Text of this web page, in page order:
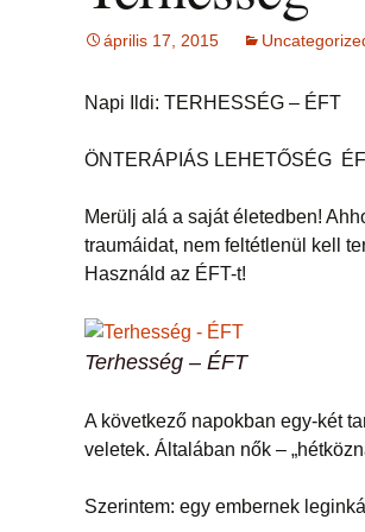
INGÁS
Online
ÉFT
írások 2.
Ingás
esetek
esetek
További
(sorselemzés és
problémafeltárás)
FELOLDÁS JÁTÉK
RAJZELEMZÉS
TUDATFORMATTÁLÁS
NÉGY KÉRDÉS –
írások (ítéleteink
ACCESS
CONSCIOUSNESS
(hozzáférés a
ELENGEDÉS
MESE –
problémafeltárás
mesével
bőség,
témakörében
Korlátozó
testsúly,
RÖVIDEN
április 17, 2015
Napi Ildi: TERHESSÉG – ÉFT
ÖNTERÁPIÁS LEHETŐSÉG
Merülj alá a saját életedben!
traumáidat, nem feltétlenül kell
Használd az ÉFT-t!
Terhesség – ÉFT
A következő napokban egy-két
veletek. Általában nők –
Szerintem: egy embernek